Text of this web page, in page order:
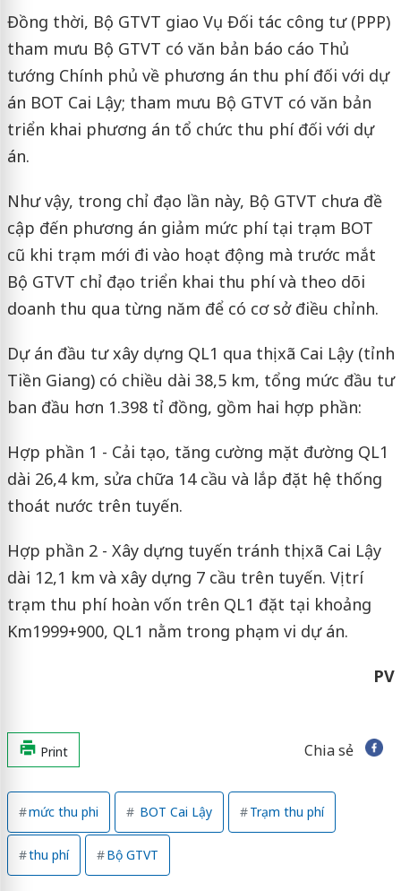
Đồng thời, Bộ GTVT giao Vụ Đối tác công tư (PPP)
tham mưu Bộ GTVT có văn bản báo cáo Thủ
tướng Chính phủ về phương án thu phí đối với dự
án BOT Cai Lậy; tham mưu Bộ GTVT có văn bản
triển khai phương án tổ chức thu phí đối với dự
án.
Như vậy, trong chỉ đạo lần này, Bộ GTVT chưa đề
cập đến phương án giảm mức phí tại trạm BOT
cũ khi trạm mới đi vào hoạt động mà trước mắt
Bộ GTVT chỉ đạo triển khai thu phí và theo dõi
doanh thu qua từng năm để có cơ sở điều chỉnh.
Dự án đầu tư xây dựng QL1 qua thị xã Cai Lậy (tỉnh
Tiền Giang) có chiều dài 38,5 km, tổng mức đầu tư
ban đầu hơn 1.398 tỉ đồng, gồm hai hợp phần:
Hợp phần 1 - Cải tạo, tăng cường mặt đường QL1
dài 26,4 km, sửa chữa 14 cầu và lắp đặt hệ thống
thoát nước trên tuyến.
Hợp phần 2 - Xây dựng tuyến tránh thị xã Cai Lậy
dài 12,1 km và xây dựng 7 cầu trên tuyến. Vị trí
trạm thu phí hoàn vốn trên QL1 đặt tại khoảng
Km1999+900, QL1 nằm trong phạm vi dự án.
PV
Print Chia sẻ
mức thu phi BOT Cai Lậy Trạm thu phí
thu phí Bộ GTVT